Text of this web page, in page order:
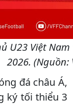
U23 Việt
2026. (Nguồn:
đá châu Á,
ký tối thiểu 3